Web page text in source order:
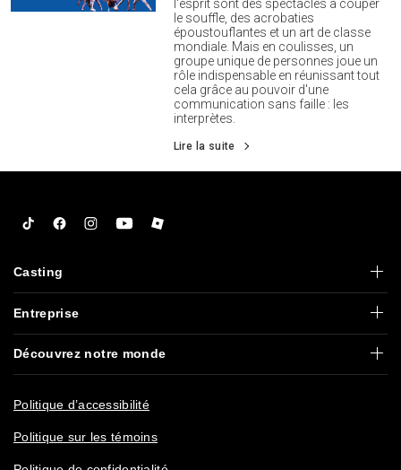
l'esprit sont des spectacles à couper
le souffle, des acrobaties
époustouflantes et un art de classe
mondiale. Mais en coulisses, un
groupe unique de personnes joue un
rôle indispensable en réunissant tout
cela grâce au pouvoir d'une
communication sans faille : les
interprètes.
Lire la suite
TiktokFacebookInstagram
YouTubeRoblox
Casting
Entreprise
Découvrez notre monde
Politique d’accessibilité
Politique sur les témoins